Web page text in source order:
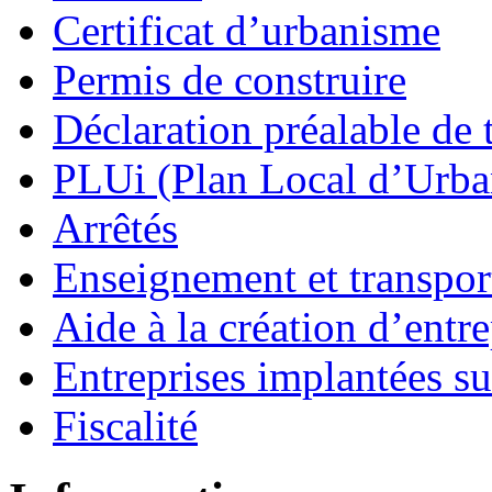
Certificat d’urbanisme
Permis de construire
Déclaration préalable de
PLUi (Plan Local
Arrêtés
Enseignement et
Aide à la création
Entreprises implantées
Fiscalité